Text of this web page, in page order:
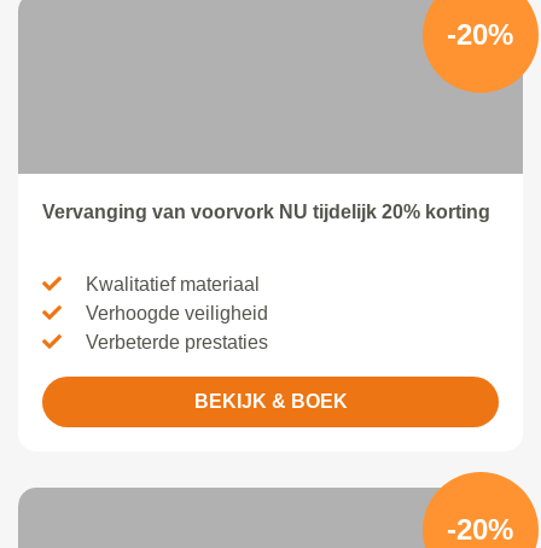
-20%
Vervanging van voorvork NU tijdelijk 20% korting
Kwalitatief materiaal
Verhoogde veiligheid
Verbeterde prestaties
BEKIJK & BOEK
-20%